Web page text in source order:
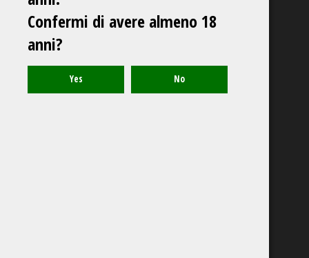
Confermi di avere almeno 18
anni?